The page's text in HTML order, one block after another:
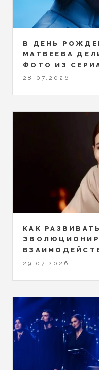
В ДЕНЬ
МАТВЕЕВА
ФОТО ИЗ
28.07.2026
КАК
29.07.2026